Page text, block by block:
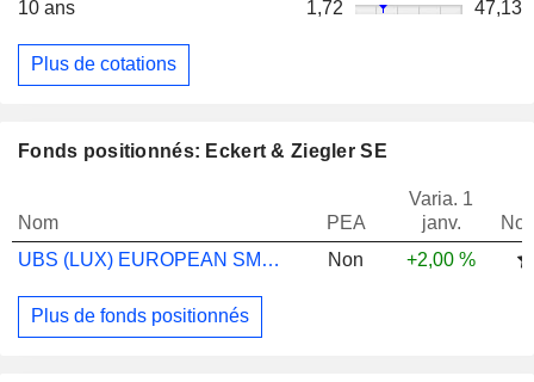
10 ans
1,72 47,13
Plus de cotations
Fonds positionnés: Eckert & Ziegler SE
Nom PEA
Varia. 1
janv.
UBS (LUX) EUROPEAN SMALL AND MID CAP EQU
Non +2,00 %
Plus de fonds positionnés